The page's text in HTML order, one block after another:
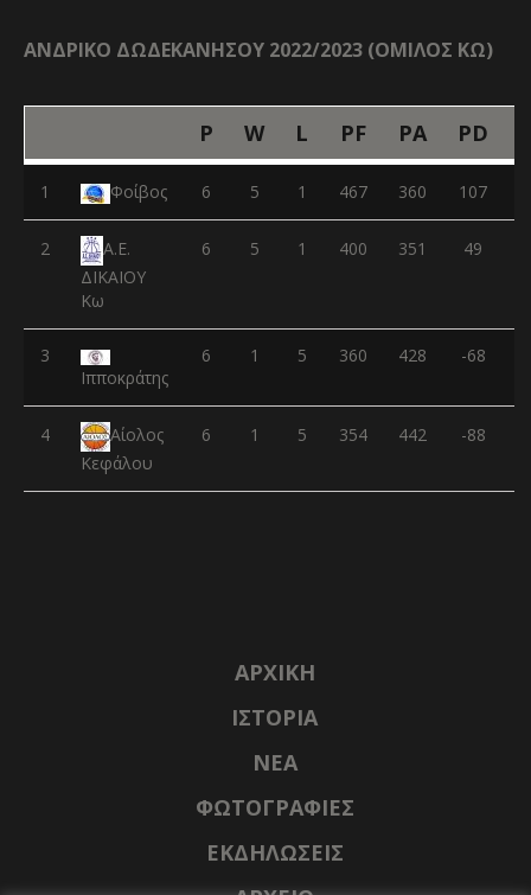
ΑΝΔΡΙΚΟ ΔΩΔΕΚΑΝΗΣΟΥ 2022/2023 (ΟΜΙΛΟΣ ΚΩ)
P W L PF PA PD
1 Φοίβος 6 5 1 467 360 107
2
Α.Ε.
ΔΙΚΑΙΟΥ
Κω
6 5 1 400 351 49
3
Ιπποκράτης
6 1 5 360 428 -68
4
Αίολος
Κεφάλου
6 1 5 354 442 -88
ΑΡΧΙΚΉ
ΙΣΤΟΡΊΑ
NΈΑ
ΦΩΤΟΓΡΑΦΊΕΣ
ΕΚΔΗΛΏΣΕΙΣ